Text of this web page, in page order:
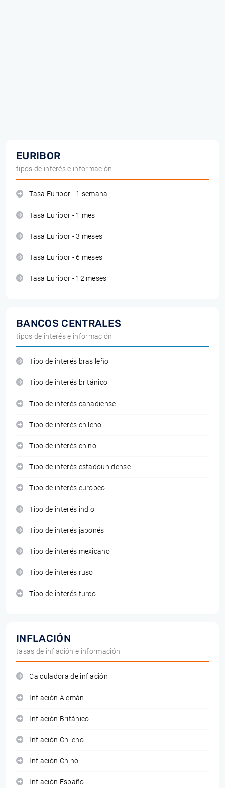
EURIBOR
tipos de interés e información
Tasa Euribor - 1 semana
Tasa Euribor - 1 mes
Tasa Euribor - 3 meses
Tasa Euribor - 6 meses
Tasa Euribor - 12 meses
BANCOS CENTRALES
tipos de interés e información
Tipo de interés brasileño
Tipo de interés británico
Tipo de interés canadiense
Tipo de interés chileno
Tipo de interés chino
Tipo de interés estadounidense
Tipo de interés europeo
Tipo de interés indio
Tipo de interés japonés
Tipo de interés mexicano
Tipo de interés ruso
Tipo de interés turco
INFLACIÓN
tasas de inflación e información
Calculadora de inflación
Inflación Alemán
Inflación Británico
Inflación Chileno
Inflación Chino
Inflación Español